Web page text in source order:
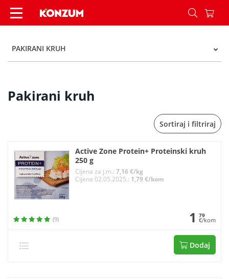
Pakirani kruh - Kategorije - Konzum
PAKIRANI KRUH
Pakirani kruh
Sortiraj i filtriraj
Active Zone Protein+ Proteinski kruh
250 g
Cijena za j.m.:7,16 €/kg
Cijena 02.05.2025.: 1,79 €/kom
(9) 1 79
€/kom
Dodaj